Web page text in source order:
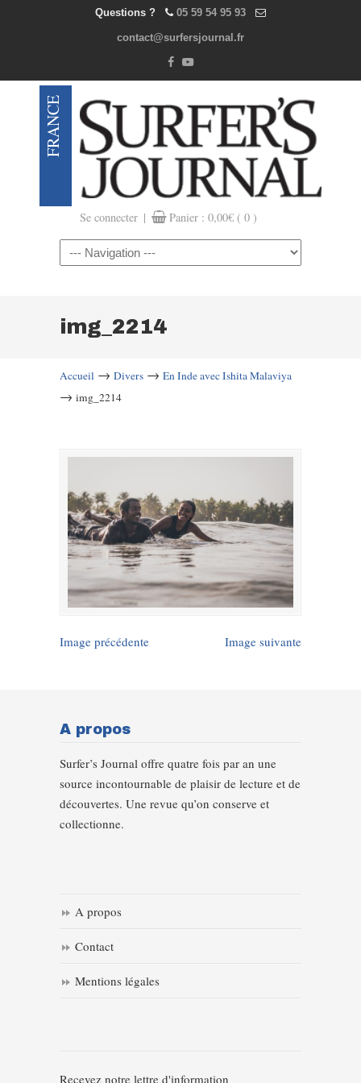
Questions ? 05 59 54 95 93
contact@surfersjournal.fr
Se connecter | Panier : 0,00€ ( 0 )
Navigation
img_2214
Accueil → Divers → En Inde avec Ishita Malaviya
→ img_2214
Image précédente Image suivante
A propos
Surfer’s Journal offre quatre fois par an une
source incontournable de plaisir de lecture et de
découvertes. Une revue qu’on conserve et
collectionne.
A propos
Contact
Mentions légales
Recevez notre lettre d'information